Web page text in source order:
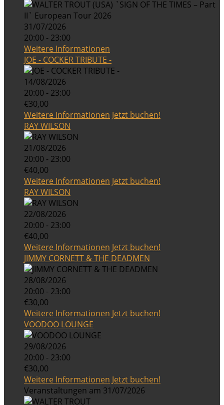
31/07/2026
20:00 - 23:00
Weitere Informationen
JOE - COCKER TRIBUTE -
14/08/2026
20:00 - 23:00
€30,00
Weitere Informationen Jetzt buchen!
RAY WILSON
21/08/2026
20:00 - 23:00
€40,00
Weitere Informationen Jetzt buchen!
RAY WILSON
22/08/2026
20:00 - 23:00
€40,00
Weitere Informationen Jetzt buchen!
JIMMY CORNETT & THE DEADMEN
28/08/2026
20:00 - 23:00
€30,00
Weitere Informationen Jetzt buchen!
VOODOO LOUNGE
29/08/2026
20:00 - 23:00
€30,00
Weitere Informationen Jetzt buchen!
Veranstaltungen am 31/07/2026